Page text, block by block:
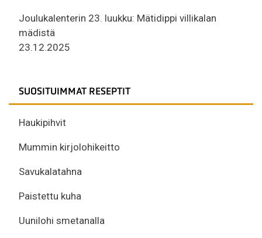
Joulukalenterin 23. luukku: Mätidippi villikalan
mädistä
23.12.2025
SUOSITUIMMAT RESEPTIT
Haukipihvit
Mummin kirjolohikeitto
Savukalatahna
Paistettu kuha
Uunilohi smetanalla